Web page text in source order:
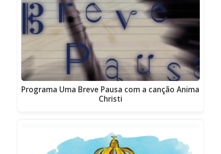
Programa Uma Breve Pausa com a canção Anima
Christi